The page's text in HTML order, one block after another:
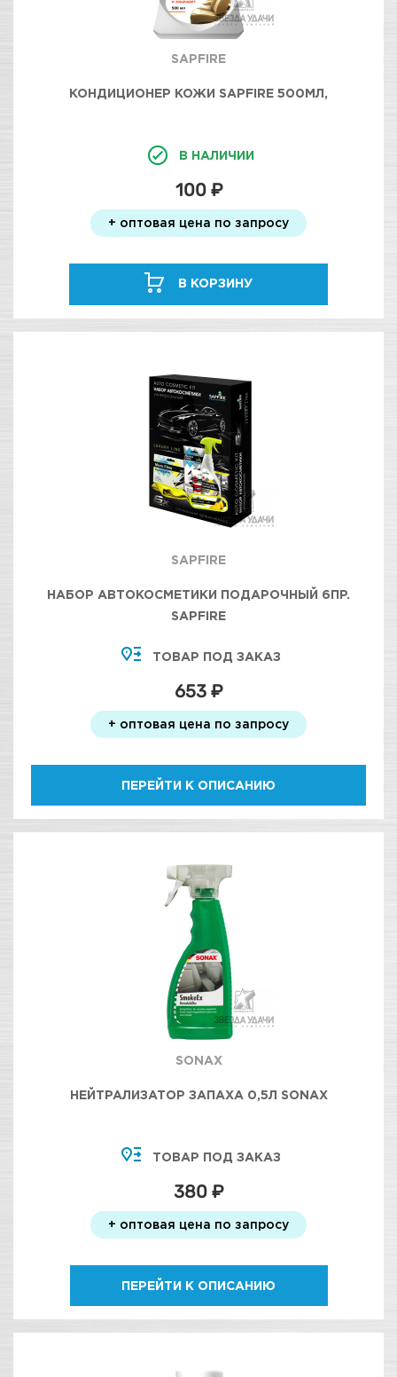
SAPFIRE
КОНДИЦИОНЕР КОЖИ SAPFIRE 500МЛ,
В НАЛИЧИИ
100 ₽
+ оптовая цена по запросу
В КОРЗИНУ
SAPFIRE
НАБОР АВТОКОСМЕТИКИ ПОДАРОЧНЫЙ 6ПР.
SAPFIRE
ТОВАР ПОД ЗАКАЗ
653 ₽
+ оптовая цена по запросу
ПЕРЕЙТИ К ОПИСАНИЮ
SONAX
НЕЙТРАЛИЗАТОР ЗАПАХА 0,5Л SONAX
ТОВАР ПОД ЗАКАЗ
380 ₽
+ оптовая цена по запросу
ПЕРЕЙТИ К ОПИСАНИЮ